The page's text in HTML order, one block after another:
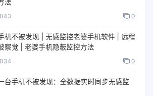
法
0
机不被发现 | 无感监控老婆手机软件 | 远程
察觉 | 老婆手机隐蔽监控方法
0
台手机不被发现：全数据实时同步无感监